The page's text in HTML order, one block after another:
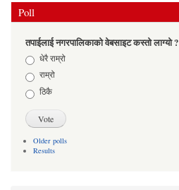
Poll
तपाईलाई नगरपालिकाको वेबसाइट कस्तो लाग्यो ?
Choicesधेरै राम्रो
राम्रो
ठिकै
Older polls
Results